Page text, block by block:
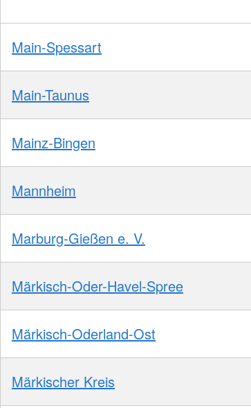
Main-Spessart
Main-Taunus
Mainz-Bingen
Mannheim
Marburg-Gießen e. V.
Märkisch-Oder-Havel-Spree
Märkisch-Oderland-Ost
Märkischer Kreis